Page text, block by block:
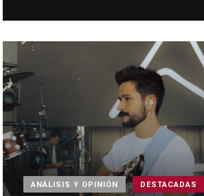
ANÁLISIS Y OPINIÓN DESTACADAS